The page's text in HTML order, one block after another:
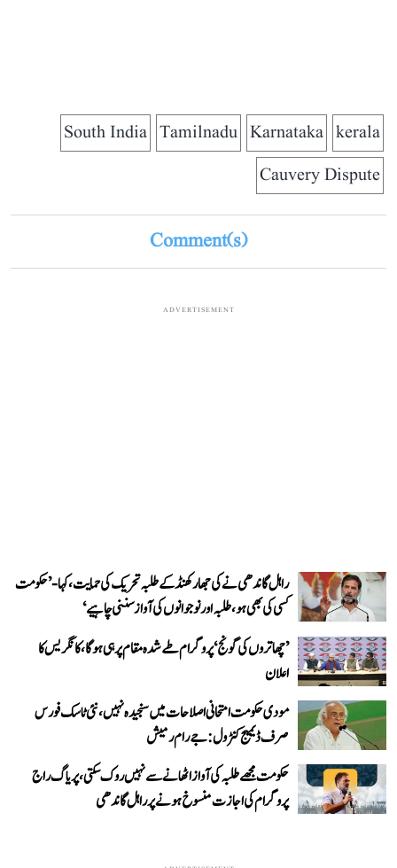
kerala
Karnataka
Tamilnadu
South India
Cauvery Dispute
Comment(s)
ADVERTISEMENT
راہل گاندھی نے کی جھارکھنڈ کے طلبہ تحریک کی حمایت، کہا- ’حکومت
کسی کی بھی ہو، طلبہ اور نوجوانوں کی آواز سننی چاہیے‘
’چھاتروں کی گونج‘ پروگرام طے شدہ مقام پر ہی ہوگا، کانگریس کا
اعلان
مودی حکومت امتحانی اصلاحات میں سنجیدہ نہیں، نئی ٹاسک فورس
صرف ڈیمیج کنٹرول: جے رام رمیش
حکومت مجھے طلبہ کی آواز اٹھانے سے نہیں روک سکتی، پریاگ راج
پروگرام کی اجازت منسوخ ہونے پر راہل گاندھی